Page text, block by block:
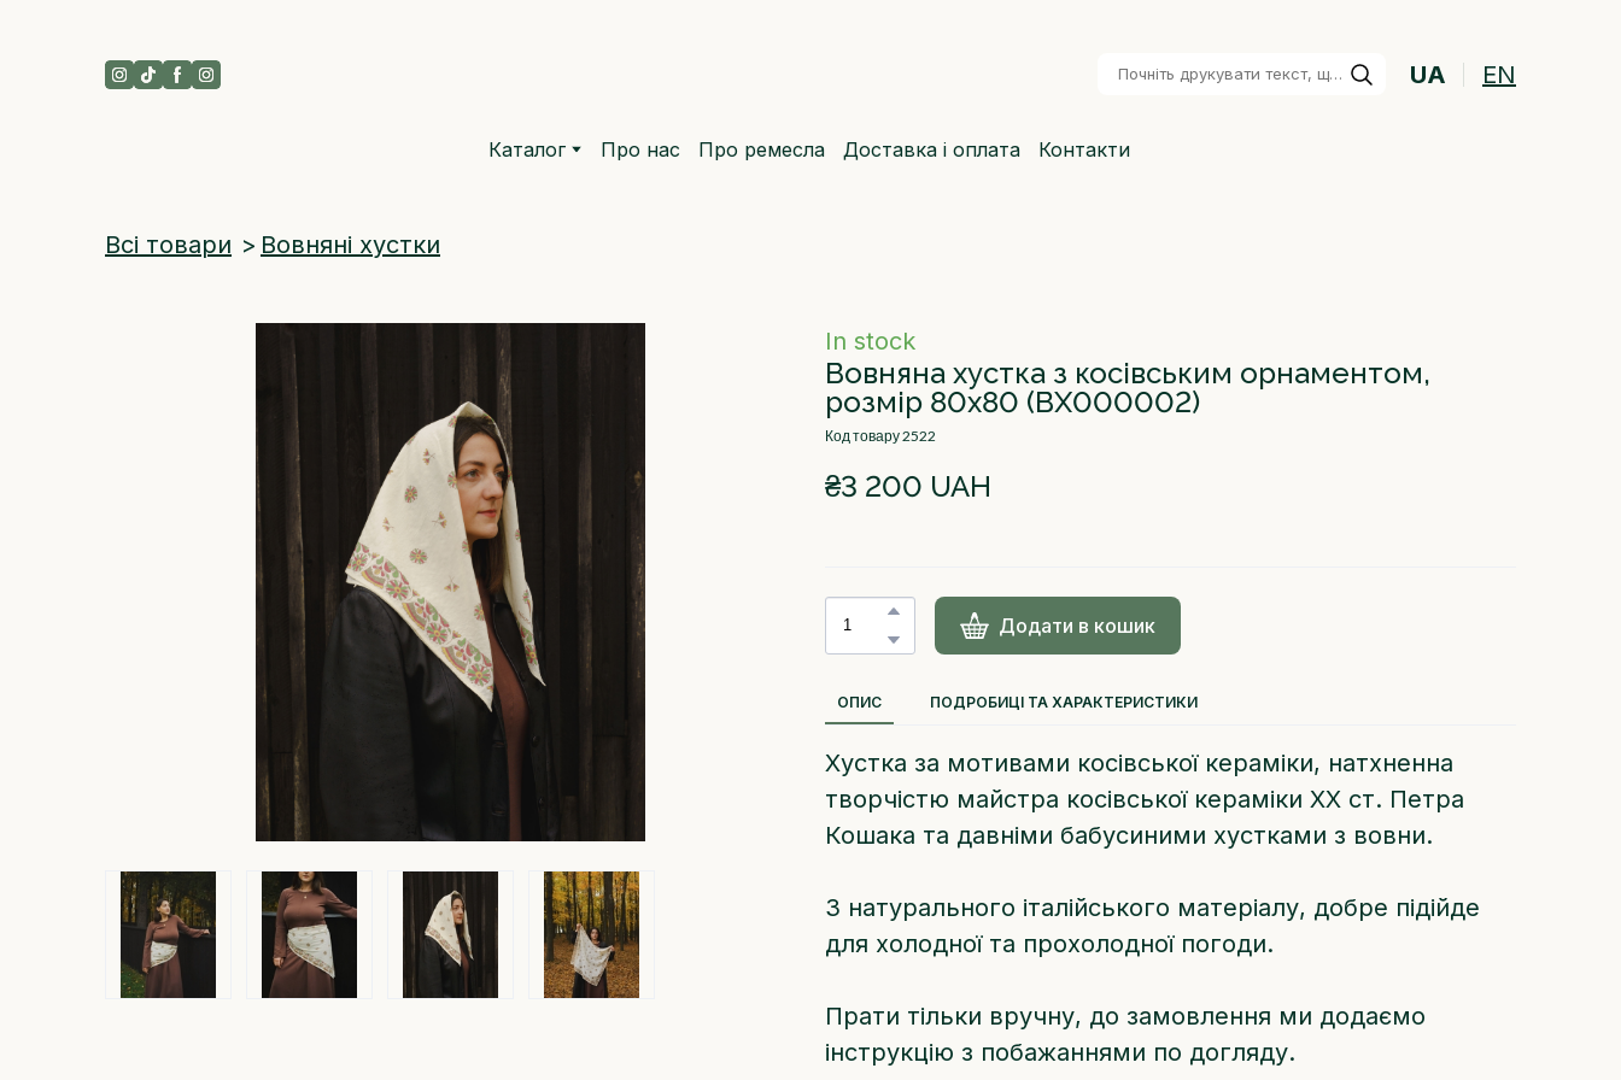
UA EN
Каталог Про нас Про ремесла Доставка і оплата Контакти
Всі товари Вовняні хустки
In stock
Вовняна хустка з косівським орнаментом,
розмір 80х80 (ВХ000002)
Код товару 2522
₴3 200 UAH
Додати в кошик
ОПИС ПОДРОБИЦІ ТА ХАРАКТЕРИСТИКИ
Хустка за мотивами косівської кераміки, натхненна
творчістю майстра косівської кераміки XX ст. Петра
Кошака та давніми бабусиними хустками з вовни.
З натурального італійського матеріалу, добре підійде
для холодної та прохолодної погоди.
Прати тільки вручну, до замовлення ми додаємо
інструкцію з побажаннями по догляду.